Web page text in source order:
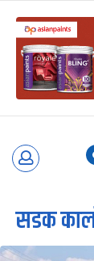
Skip
सडक